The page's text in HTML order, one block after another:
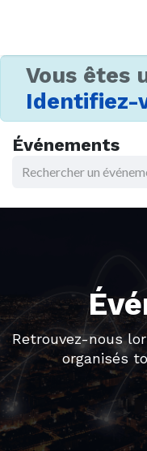
Vous êtes
Identifiez-
Événements
Retrouvez-nous
organisés